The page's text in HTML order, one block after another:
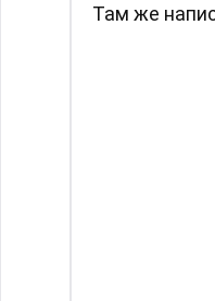
Там же